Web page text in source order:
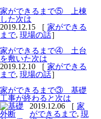
家ができるまで⑤ 上棟
した次は
2019.12.15 ［ 家ができる
まで, 現場の話］
家ができるまで④ 土台
を敷いた次は
2019.12.10 ［ 家ができる
まで, 現場の話］
家ができるまで③ 基礎
工事が終わると次は
2019.12.06 ［ 家
ができるまで, 現